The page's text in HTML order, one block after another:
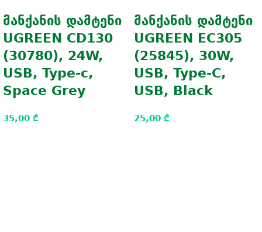
მანქანის დამტენი
UGREEN CD130
(30780), 24W,
USB, Type-c,
Space Grey
35,00 ₾
მანქანის დამტენი
UGREEN EC305
(25845), 30W,
USB, Type-C,
USB, Black
25,00 ₾